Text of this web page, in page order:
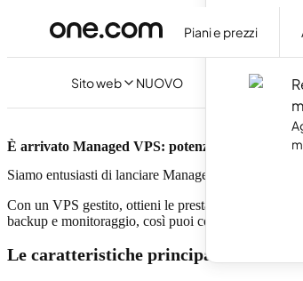
Piani e prezzi
Sito web NUOVO
È arrivato Managed VPS: potenza semplificata
Siamo entusiasti di lanciare Managed VPS, una
Con un VPS gestito, ottieni le prestazioni e la
backup e monitoraggio, così puoi concentrarti sul tuo
Le caratteristiche principali includono: